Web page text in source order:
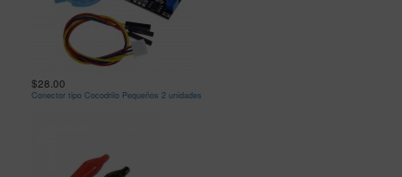
$28.00
Conector tipo Cocodrilo Pequeños 2 unidades